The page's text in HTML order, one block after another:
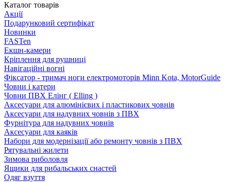
Каталог товарів
Акції
Подарунковий сертифікат
Новинки
FASTen
Екшн-камери
Кріплення для рушниці
Навігаційні вогні
Фіксатор - тримач ноги електромоторів Minn Kota, MotorGuide
Човни і катери
Човни ПВХ Елінг ( Elling )
Аксесуари для алюмінієвих і пластикових човнів
Аксесуари для надувних човнів з ПВХ
Фурнітура для надувних човнів
Аксесуари для каяків
Набори для модернізації або ремонту човнів з ПВХ
Рятувальні жилети
Зимова риболовля
Ящики для рибальських снастей
Одяг взуття